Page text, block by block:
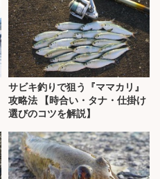
サビキ釣りで狙う『ママカリ』
攻略法 【時合い・タナ・仕掛け
選びのコツを解説】